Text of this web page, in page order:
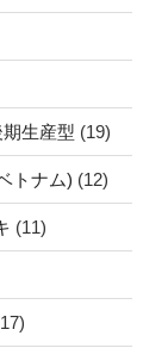
生産型 (19)
トナム) (12)
(11)